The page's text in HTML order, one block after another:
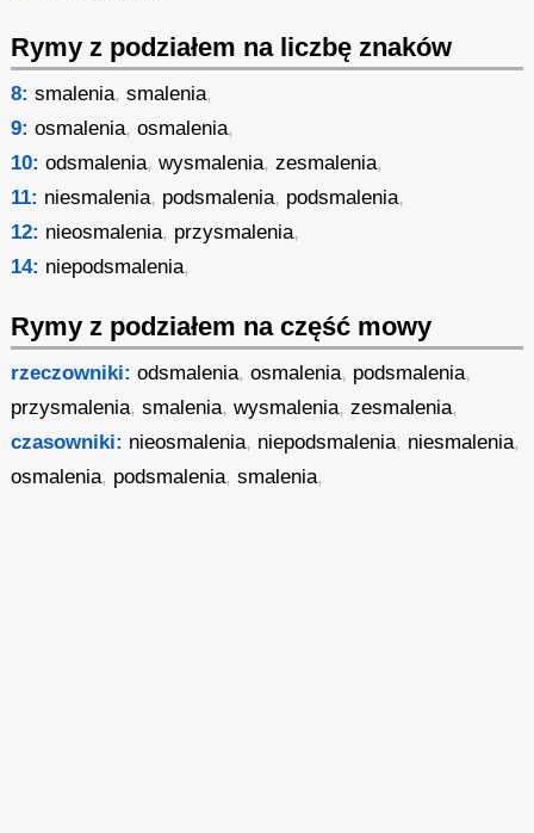
Rymy z podziałem na liczbę znaków
8: smalenia,smalenia,
9: osmalenia,osmalenia,
10: odsmalenia,wysmalenia,zesmalenia,
11: niesmalenia, podsmalenia, podsmalenia,
12: nieosmalenia, przysmalenia,
14: niepodsmalenia,
Rymy z podziałem na część mowy
rzeczowniki: odsmalenia,osmalenia, podsmalenia,
przysmalenia,smalenia,wysmalenia,zesmalenia,
czasowniki: nieosmalenia, niepodsmalenia, niesmalenia,
osmalenia, podsmalenia,smalenia,